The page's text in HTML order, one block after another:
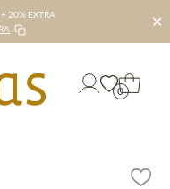
20% EXTRA
✕
0